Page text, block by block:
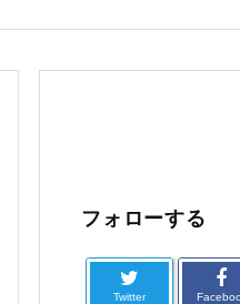
フォローする
Twitter